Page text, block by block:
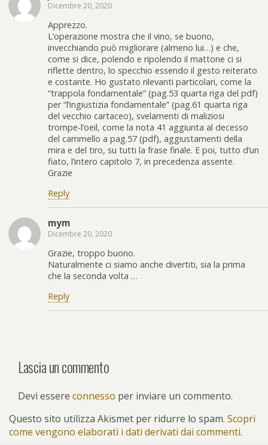
Dicembre 20, 2020
Apprezzo.
L’operazione mostra che il vino, se buono,
invecchiando può migliorare (almeno lui…) e che,
come si dice, polendo e ripolendo il mattone ci si
riflette dentro, lo specchio essendo il gesto reiterato
e costante. Ho gustato rilevanti particolari, come la
“trappola fondamentale” (pag.53 quarta riga del pdf)
per “l’ingiustizia fondamentale” (pag.61 quarta riga
del vecchio cartaceo), svelamenti di maliziosi
trompe-l’oeil, come la nota 41 aggiunta al decesso
del cammello a pag.57 (pdf), aggiustamenti della
mira e del tiro, su tutti la frase finale. E poi, tutto d’un
fiato, l’intero capitolo 7, in precedenza assente.
Grazie
Reply
mym
Dicembre 20, 2020
Grazie, troppo buono.
Naturalmente ci siamo anche divertiti, sia la prima
che la seconda volta …
Reply
Lascia un commento
Devi essere connesso per inviare un commento.
Questo sito utilizza Akismet per ridurre lo spam. Scopri
come vengono elaborati i dati derivati dai commenti.